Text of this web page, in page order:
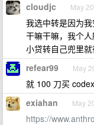
cloudjc May 20
我选中转是因为
干嘛干嘛，我个
小贷转自己兜里就
refear99 May
就 100 刀买
exiahan May
https://